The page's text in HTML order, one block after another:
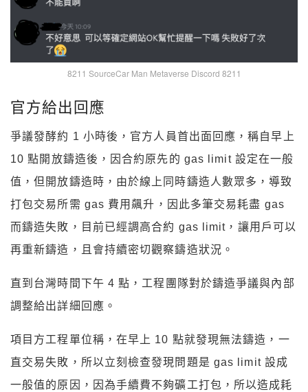
8211 SourceCar Man Metaverse Discord 8211
官方給出回應
爭議發酵約 1 小時後，官方人員首出面回應，稱自早上
10 點開放鑄造後，因合約原先的 gas limit 設定在一般
值，但開放鑄造時，由於線上同時鑄造人數眾多，導致
打包交易所需 gas 費用飆升，因此多筆交易耗盡 gas
而鑄造失敗，目前已經調高合約 gas limit，讓用戶可以
再重新鑄造，且會持續密切觀察鑄造狀況。
直到台灣時間下午 4 點，工程團隊對於鑄造爭議與內部
調整給出詳細回應。
項目方工程單位稱，在早上 10 點就發現無法鑄造，一
直交易失敗，所以立刻檢查發現問題是 gas limit 設成
一般值的原因，因為手續費不夠礦工打包，所以造成耗